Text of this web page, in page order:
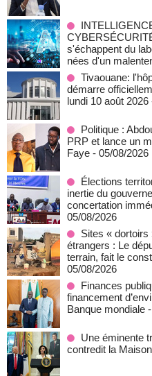
s'échappent du
nées d'un
Tivaouane:
démarre
lundi 10 août 2026
Politique :
PRP et lance un
Faye - 05/08/2026
Élections
inertie du
concertation
05/08/2026
Sites « dortoirs
étrangers : Le
terrain, fait le
05/08/2026
Finances
financement
Banque mondiale
Une éminente
contredit la